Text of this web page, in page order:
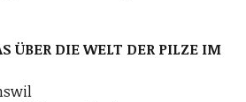
ÜBER DIE WELT DER PILZE IM